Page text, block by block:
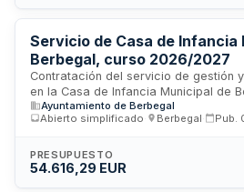
Servicio de Casa de Infancia
Berbegal, curso 2026/2027
Contratación del servicio de gestión
en la Casa de Infancia Municipal de
2026/2027. El servicio constituye una
incluye la atención y cuidado de
adscripción de dos monitoras para
prestación del servicio adaptado a
Ayuntamiento de Berbegal
Abierto simplificado
Berbegal Pub.
PRESUPUESTO
54.616,29 EUR